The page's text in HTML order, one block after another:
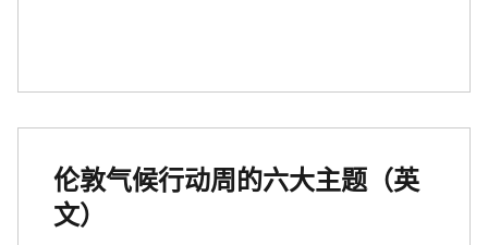
伦敦气候行动周的六大主题（英
文）